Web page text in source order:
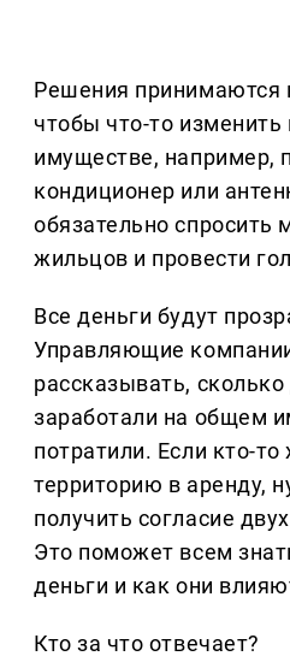
Решения принимаются
чтобы что-то
имуществе, например,
кондиционер или
обязательно спросить
жильцов и провести
Все деньги будут
Управляющие
рассказывать, сколько
заработали на общем
потратили. Если кто-
территорию в аренду,
получить согласие
Это поможет всем
деньги и как они
Кто за что отвечает?